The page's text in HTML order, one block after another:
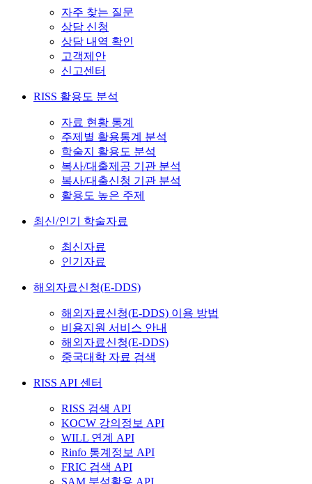
자주 찾는 질문
상담 신청
상담 내역 확인
고객제안
신고센터
RISS 활용도 분석
자료 현황 통계
주제별 활용통계 분석
학술지 활용도 분석
복사/대출제공 기관 분석
복사/대출신청 기관 분석
활용도 높은 주제
최신/인기 학술자료
최신자료
인기자료
해외자료신청(E-DDS)
해외자료신청(E-DDS) 이용 방법
비용지원 서비스 안내
해외자료신청(E-DDS)
중국대학 자료 검색
RISS API 센터
RISS 검색 API
KOCW 강의정보 API
WILL 연계 API
Rinfo 통계정보 API
FRIC 검색 API
SAM 분석활용 API